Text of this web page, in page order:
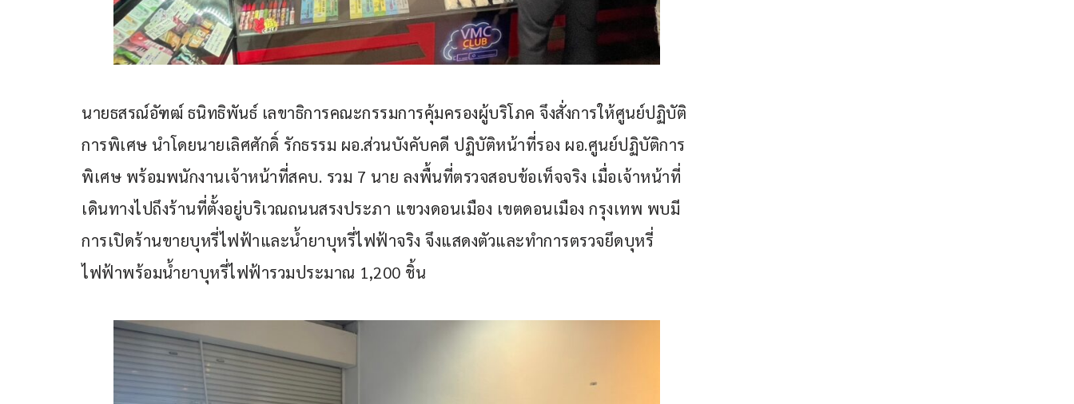
นายธสรณ์อัฑฒ์ ธนิทธิพันธ์ เลขาธิการคณะกรรมการคุ้มครองผู้บริโภค จึงสั่งการให้ศูนย์ปฏิบัติ
การพิเศษ นำโดยนายเลิศศักดิ์ รักธรรม ผอ.ส่วนบังคับคดี ปฏิบัติหน้าที่รอง ผอ.ศูนย์ปฏิบัติการ
พิเศษ พร้อมพนักงานเจ้าหน้าที่สคบ. รวม 7 นาย ลงพื้นที่ตรวจสอบข้อเท็จจริง เมื่อเจ้าหน้าที่
เดินทางไปถึงร้านที่ตั้งอยู่บริเวณถนนสรงประภา แขวงดอนเมือง เขตดอนเมือง กรุงเทพ พบมี
การเปิดร้านขายบุหรี่ไฟฟ้าและน้ำยาบุหรี่ไฟฟ้าจริง จึงแสดงตัวและทำการตรวจยึดบุหรี่
ไฟฟ้าพร้อมน้ำยาบุหรี่ไฟฟ้ารวมประมาณ 1,200 ชิ้น